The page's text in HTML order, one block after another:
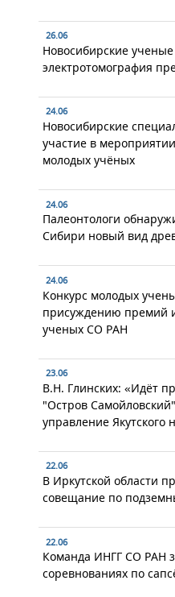
26.06
Новосибирские
электротомография
24.06
Новосибирские
участие в
молодых учёных
24.06
Палеонтологи
Сибири новый вид
24.06
Конкурс молодых
присуждению премий
ученых СО РАН
23.06
В.Н. Глинских: «Идёт
"Остров
управление Якутского
22.06
В Иркутской области
совещание по
22.06
Команда ИНГГ СО РАН
соревнованиях по